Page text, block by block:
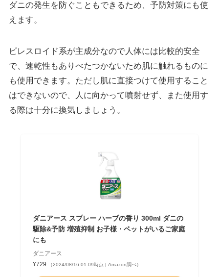
ダニの発生を防ぐこともできるため、予防対策にも使
えます。
ピレスロイド系が主成分なので人体には比較的安全
で、速乾性もありべたつかないため肌に触れるものに
も使用できます。ただし肌に直接つけて使用すること
はできないので、人に向かって噴射せず、また使用す
る際は十分に換気しましょう。
ダニアース スプレー ハーブの香り 300ml ダニの
駆除&予防 増殖抑制 お子様・ペットがいるご家庭
にも
ダニアース
¥729
（2024/08/16 01:09時点 | Amazon調べ）